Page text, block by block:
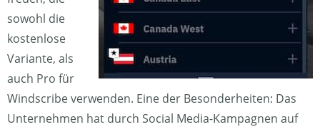
sowohl die
kostenlose
Variante, als
auch Pro für
Windscribe verwenden. Eine der Besonderheiten: Das
Unternehmen hat durch Social Media-Kampagnen auf